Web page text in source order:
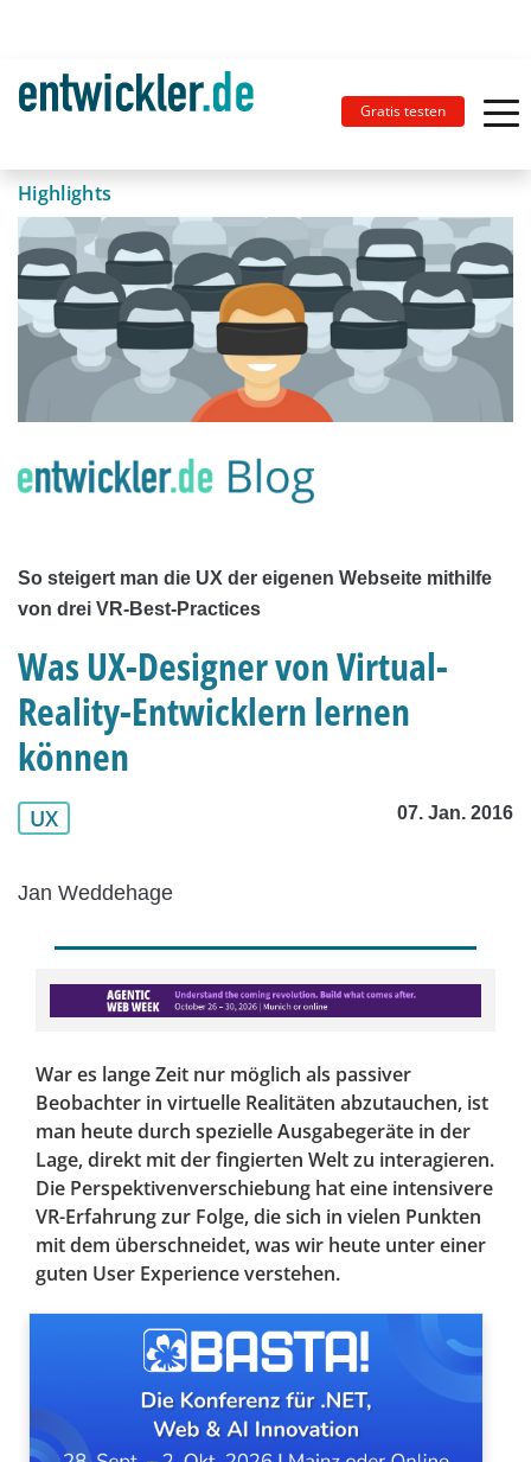
Gratis testen
Highlights
So steigert man die UX der eigenen Webseite mithilfe
von drei VR-Best-Practices
Was UX-Designer von Virtual-
Reality-Entwicklern lernen
können
UX 07. Jan. 2016
Jan Weddehage
War es lange Zeit nur möglich als passiver
Beobachter in virtuelle Realitäten abzutauchen, ist
man heute durch spezielle Ausgabegeräte in der
Lage, direkt mit der fingierten Welt zu interagieren.
Die Perspektivenverschiebung hat eine intensivere
VR-Erfahrung zur Folge, die sich in vielen Punkten
mit dem überschneidet, was wir heute unter einer
guten User Experience verstehen.